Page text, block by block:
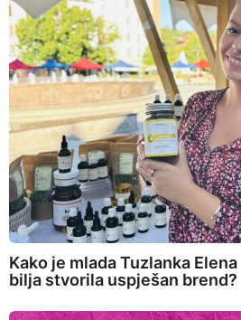
Kako je mlada Tuzlanka
bilja stvorila uspješan brend?